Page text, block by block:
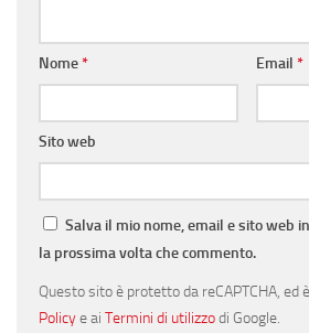
Nome* Email *
Sito web
Salva il mio nome, email e sito web
la prossima volta che commento.
Questo sito è protetto da reCAPTCHA, ed
Policye ai Termini di utilizzodi Google.